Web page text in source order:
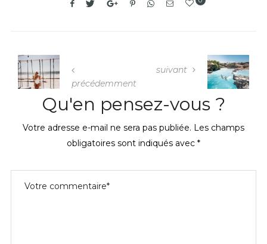
précédemment
suivant
Qu'en pensez-vous ?
Votre adresse e-mail ne sera pas publiée. Les champs
obligatoires sont indiqués avec *